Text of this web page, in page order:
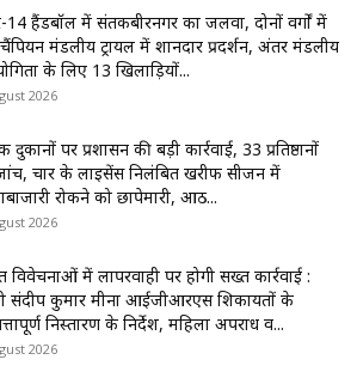
हैंडबॉल में संतकबीरनगर का जलवा, दोनों वर्गों में
मंडलीय ट्रायल में शानदार प्रदर्शन, अंतर मंडलीय
के लिए 13 खिलाड़ियों...
2026
दुकानों पर प्रशासन की बड़ी कार्रवाई, 33 प्रतिष्ठानों
चार के लाइसेंस निलंबित खरीफ सीजन में
रोकने को छापेमारी, आठ...
2026
विवेचनाओं में लापरवाही पर होगी सख्त कार्रवाई :
संदीप कुमार मीना आईजीआरएस शिकायतों के
निस्तारण के निर्देश, महिला अपराध व...
2026